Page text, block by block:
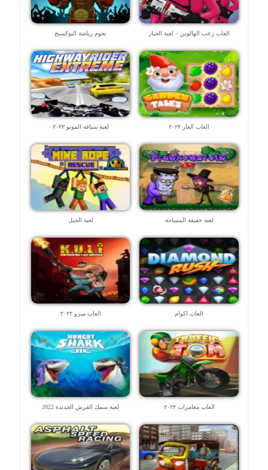
العاب رعب الهالوين – لعبة الحبار نجوم رياضة البوكسنج
العاب الغاز ٢٠٢٢ لعبة سياقة الموتو ٢٠٢٢
لعبة خفيفة المساحة لعبة الحبل
العاب اكوام العاب ميزو ٢٠٢٢
العاب مغامرات ٢٠٢٢ لعبة سمك القرش الجديدة 2022